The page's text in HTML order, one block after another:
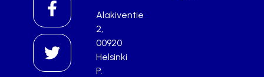
Alakiventie
2,
00920
Helsinki
P.